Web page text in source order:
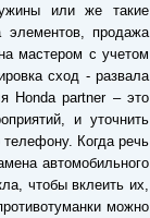
или же такие
продажа
мастером с учетом
сход - развала
Honda partner – это
и уточнить
Когда речь
автомобильного
чтобы вклеить их,
можно